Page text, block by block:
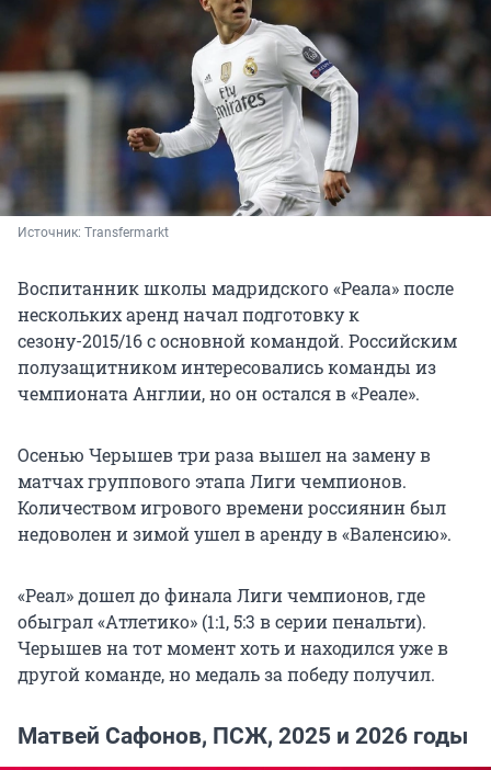
Источник: Transfermarkt
Воспитанник школы мадридского «Реала» после
нескольких аренд начал подготовку к
сезону-2015/16 с основной командой. Российским
полузащитником интересовались команды из
чемпионата Англии, но он остался в «Реале».
Осенью Черышев три раза вышел на замену в
матчах группового этапа Лиги чемпионов.
Количеством игрового времени россиянин был
недоволен и зимой ушел в аренду в «Валенсию».
«Реал» дошел до финала Лиги чемпионов, где
обыграл «Атлетико» (1:1, 5:3 в серии пенальти).
Черышев на тот момент хоть и находился уже в
другой команде, но медаль за победу получил.
Матвей Сафонов, ПСЖ, 2025 и 2026 годы